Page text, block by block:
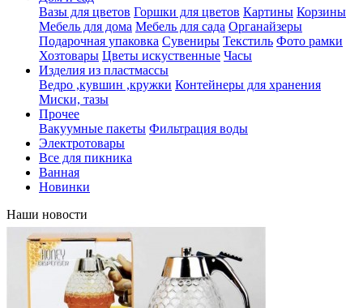
Вазы для цветов Горшки для цветов Картины Корзины
Мебель для дома Мебель для сада Органайзеры
Подарочная упаковка Сувениры Текстиль Фото рамки
Хозтовары Цветы искуственные Часы
Изделия из пластмассы
Ведро ,кувшин ,кружки Контейнеры для хранения
Миски, тазы
Прочее
Вакуумные пакеты Фильтрация воды
Электротовары
Все для пикника
Ванная
Новинки
Наши новости